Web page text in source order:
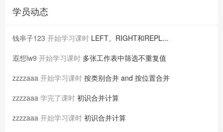
学员动态
钱串子123 开始学习课时 LEFT、RIGHT和REPL...
遐想lw9 开始学习课时 多张工作表中筛选不重复值
zzzzaaa 开始学习课时 按类别合并 and 按位置合并
zzzzaaa 学完了课时 初识合并计算
zzzzaaa 开始学习课时 初识合并计算